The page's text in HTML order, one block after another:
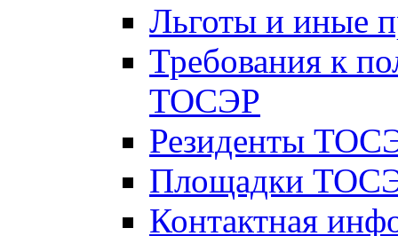
Льготы и иные
Требования к
ТОСЭР
Резиденты
Площадки
Контактная